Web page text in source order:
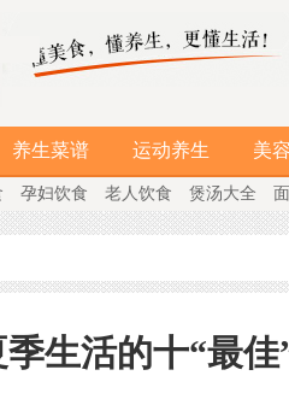
养生菜谱 运动养生 美
孕妇饮食 老人饮食 煲汤大全
季生活的十“最佳